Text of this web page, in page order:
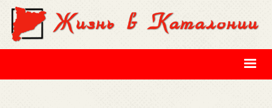
Перейти к основному содержанию